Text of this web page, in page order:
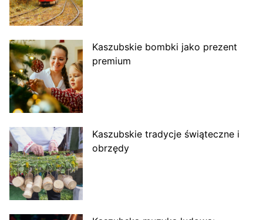
Kaszubskie bombki jako prezent
premium
Kaszubskie tradycje świąteczne i
obrzędy